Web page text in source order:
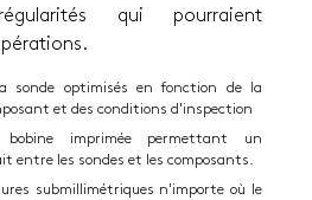
qui pourraient
sonde optimisés en fonction de la
et des conditions d'inspection
bobine imprimée permettant un
entre les sondes et les composants.
submillimétriques n'importe où le